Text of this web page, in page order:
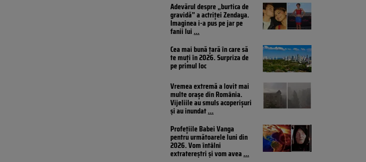
Adevărul despre „burtica de
gravidă” a actriței Zendaya.
Imaginea i-a pus pe jar pe
fanii lui...
Cea mai bună țară în care să
te muți în 2026. Surpriza de
pe primul loc
Vremea extremă a lovit mai
multe orașe din România.
Vijeliile au smuls acoperișuri
și au inundat...
Profețiile Babei Vanga
pentru următoarele luni din
2026. Vom întâlni
extratereștri și vom avea...